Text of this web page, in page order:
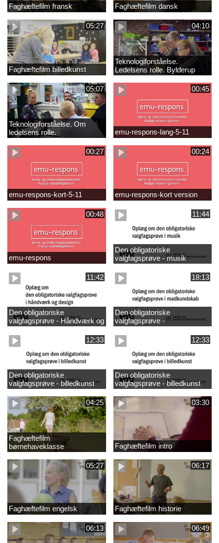
Faghæftefilm fransk Faghæftefilm dansk
05:27
Faghæftefilm billedkunst
04:10
Teknologiforståelse.
Ledelsens rolle. Bylderup
Skole
05:07
Teknologiforståelse. Om
ledelsens rolle.
Sofiendalskolen
00:45
emu-respons-lang-5-11
00:27
emu-respons-kort-5-11
00:24
emu-respons-kort version
00:48
emu-respons
11:44
Den obligatoriske
valgfagsprøve - musik
11:42
Den obligatoriske
valgfagsprøve - Håndværk og
design
18:13
Den obligatoriske
valgfagsprøve -
madkundskab
12:33
Den obligatoriske
valgfagsprøve - billedkunst
større LK
12:33
Den obligatoriske
valgfagsprøve - billedkunst
04:25
Faghæftefilm
børnehaveklasse
03:30
Faghæftefilm intro
05:27
Faghæftefilm engelsk
06:17
Faghæftefilm historie
06:13 06:49